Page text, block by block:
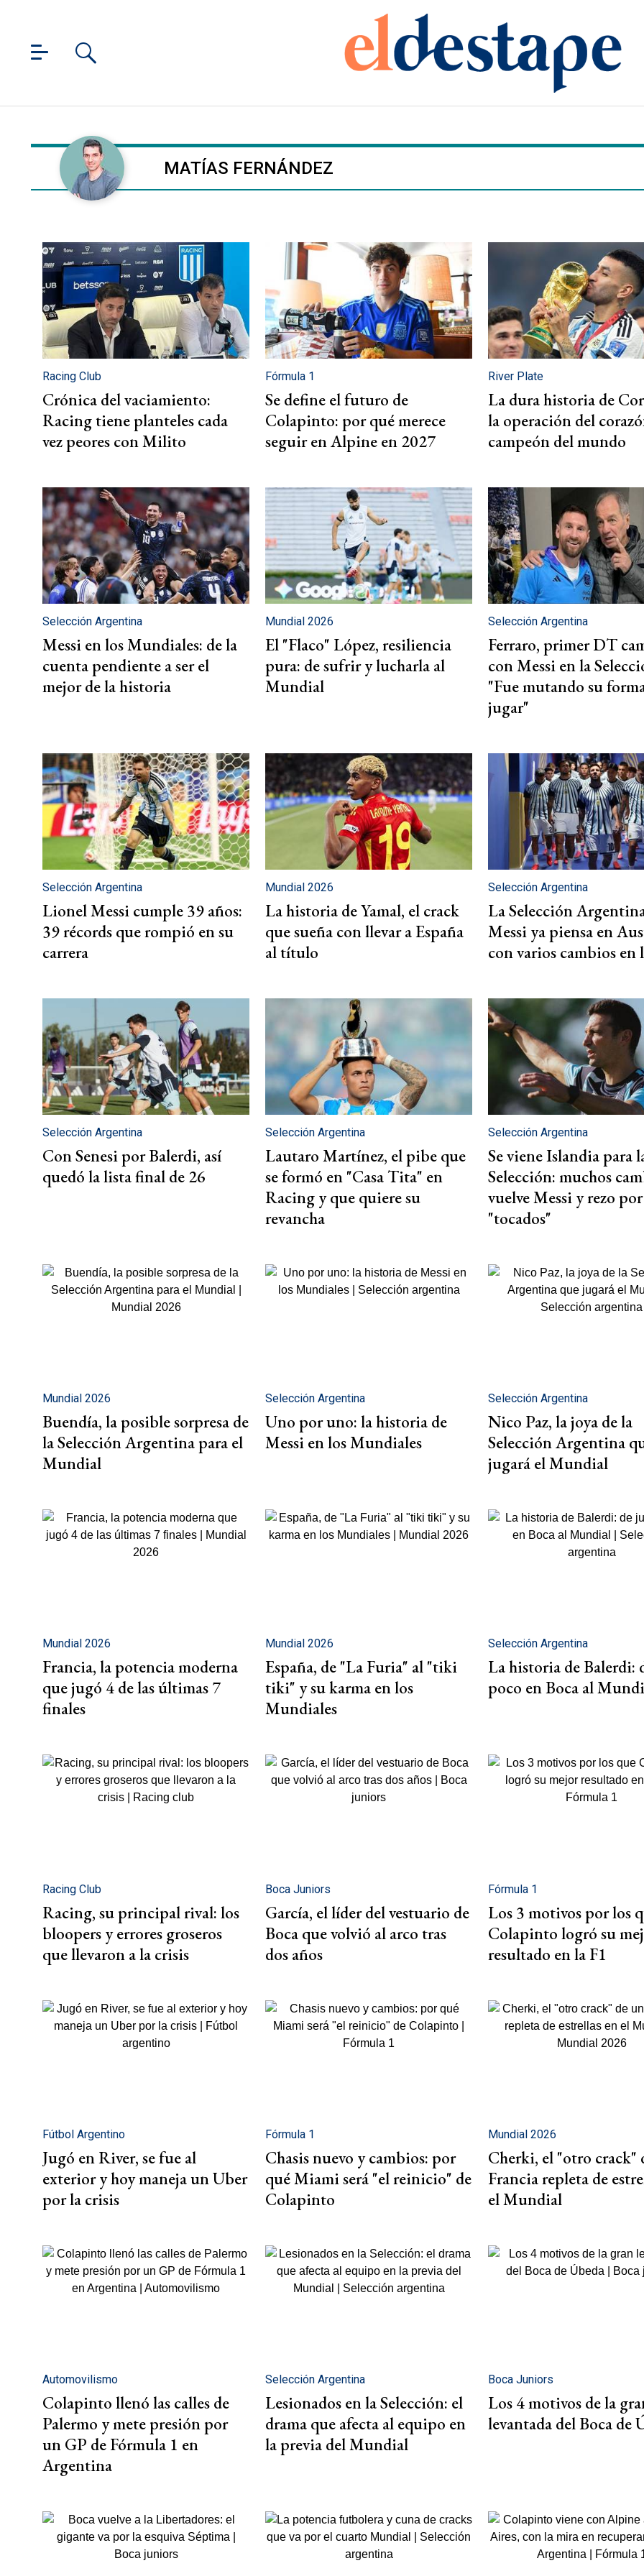
Iniciar sesión
La Feria
Nuestra comunidad de suscriptores
$10000 $15000 Más opciones
Secciones editoriales
Economía
Sociedad
Deportes
#ATR
Internacionales
Videos
Radio
Programación
Tecnología
Espectáculos
Últimas Noticias
MATÍAS FERNÁNDEZ
Racing Club
Crónica del vaciamiento:
Racing tiene planteles cada
vez peores con Milito
Fórmula 1
Se define el futuro de
Colapinto: por qué merece
seguir en Alpine en 2027
River Plate
La dura historia de
la operación del
campeón del mundo
Selección Argentina
Messi en los Mundiales: de la
cuenta pendiente a ser el
mejor de la historia
Mundial 2026
El "Flaco" López, resiliencia
pura: de sufrir y lucharla al
Mundial
Selección Argentina
Ferraro, primer DT
con Messi en la
"Fue mutando su
jugar"
Selección Argentina
Lionel Messi cumple 39 años:
39 récords que rompió en su
carrera
Mundial 2026
La historia de Yamal, el crack
que sueña con llevar a España
al título
Selección Argentina
La Selección
Messi ya piensa en
con varios cambios en
Selección Argentina
Con Senesi por Balerdi, así
quedó la lista final de 26
Selección Argentina
Lautaro Martínez, el pibe que
se formó en "Casa Tita" en
Racing y que quiere su
revancha
Selección Argentina
Se viene Islandia para
Selección: muchos
vuelve Messi y rezo
"tocados"
Mundial 2026
Buendía, la posible sorpresa de
la Selección Argentina para el
Mundial
Selección Argentina
Uno por uno: la historia de
Messi en los Mundiales
Selección Argentina
Nico Paz, la joya de la
Selección Argentina
jugará el Mundial
Mundial 2026
Francia, la potencia moderna
que jugó 4 de las últimas 7
finales
Mundial 2026
España, de "La Furia" al "tiki
tiki" y su karma en los
Mundiales
Selección Argentina
La historia de Balerdi:
poco en Boca al
Racing Club
Racing, su principal rival: los
bloopers y errores groseros
que llevaron a la crisis
Boca Juniors
García, el líder del vestuario de
Boca que volvió al arco tras
dos años
Fórmula 1
Los 3 motivos por los
Colapinto logró su
resultado en la F1
Fútbol Argentino
Jugó en River, se fue al
exterior y hoy maneja un Uber
por la crisis
Fórmula 1
Chasis nuevo y cambios: por
qué Miami será "el reinicio" de
Colapinto
Mundial 2026
Cherki, el "otro crack"
Francia repleta de
el Mundial
Automovilismo
Colapinto llenó las calles de
Palermo y mete presión por
un GP de Fórmula 1 en
Argentina
Selección Argentina
Lesionados en la Selección: el
drama que afecta al equipo en
la previa del Mundial
Boca Juniors
Los 4 motivos de la
levantada del Boca de